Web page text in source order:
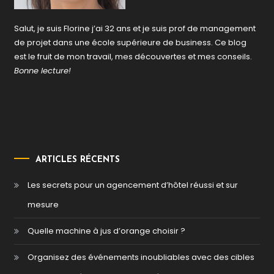
Salut, je suis Florine j’ai 32 ans et je suis prof de management
de projet dans une école supérieure de business. Ce blog
est le fruit de mon travail, mes découvertes et mes conseils.
Bonne lecture!
ARTICLES RÉCENTS
Les secrets pour un agencement d’hôtel réussi et sur
mesure
Quelle machine à jus d’orange choisir ?
Organisez des événements inoubliables avec des cibles